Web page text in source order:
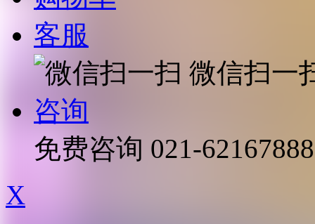
客服
微信扫一
咨询
免费咨询 021-62167888
X